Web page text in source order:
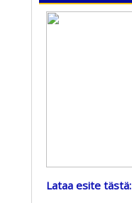
Lataa esite tästä: